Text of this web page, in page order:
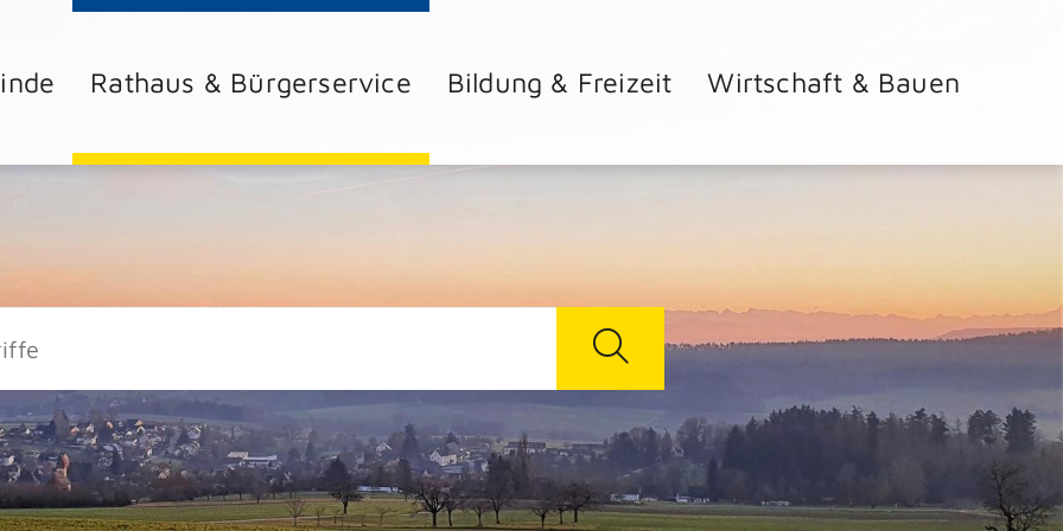
Rathaus & Bürgerservice Bildung & Freizeit Wirtschaft & Bauen